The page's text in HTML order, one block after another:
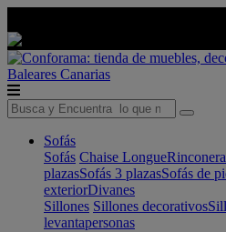
Baleares Canarias
Sofás
Sofás Chaise Longue
plazasSofás 3 plazasSofás de
exteriorDivanes
Sillones Sillones decorativos
levantapersonas